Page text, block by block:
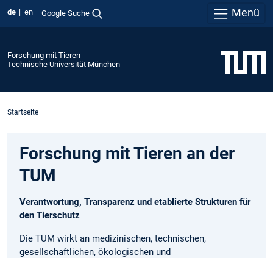
de en Google Suche Menü
Forschung mit Tieren
Technische Universität München
Startseite
Forschung mit Tieren an der
TUM
Verantwortung, Transparenz und etablierte Strukturen für
den Tierschutz
Die TUM wirkt an medizinischen, technischen,
gesellschaftlichen, ökologischen und